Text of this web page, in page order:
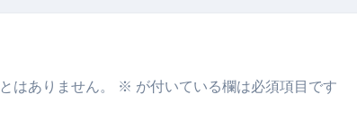
はありません。 ※ が付いている欄は必須項目です